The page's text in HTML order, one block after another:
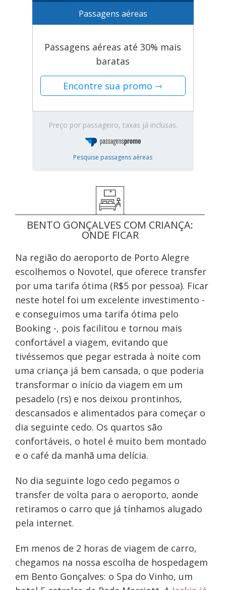
Passagens aéreas
Passagens aéreas até 30% mais
baratas
Encontre sua promo ⇾
Preço por passageiro, taxas já inclusas.
Pesquise passagens aéreas
BENTO GONÇALVES COM CRIANÇA:
ONDE FICAR
Na região do aeroporto de Porto Alegre
escolhemos o Novotel, que oferece transfer
por uma tarifa ótima (R$5 por pessoa). Ficar
neste hotel foi um excelente investimento -
e conseguimos uma tarifa ótima pelo
Booking -, pois facilitou e tornou mais
confortável a viagem, evitando que
tivéssemos que pegar estrada à noite com
uma criança já bem cansada, o que poderia
transformar o início da viagem em um
pesadelo (rs) e nos deixou prontinhos,
descansados e alimentados para começar o
dia seguinte cedo. Os quartos são
confortáveis, o hotel é muito bem montado
e o café da manhã uma delícia.
No dia seguinte logo cedo pegamos o
transfer de volta para o aeroporto, aonde
retiramos o carro que já tínhamos alugado
pela internet.
Em menos de 2 horas de viagem de carro,
chegamos na nossa escolha de hospedagem
em Bento Gonçalves: o Spa do Vinho, um